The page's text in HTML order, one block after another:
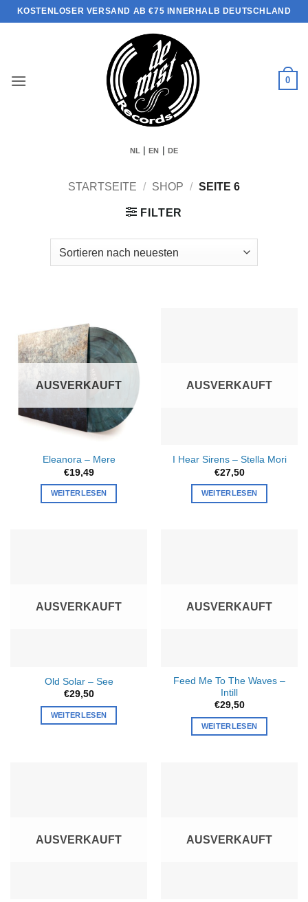
Zum
Inhalt
KOSTENLOSER VERSAND AB €75 INNERHALB DEUTSCHLAND
0
NL |EN DE
STARTSEITE / SHOP / SEITE 6
FILTER
AUSVERKAUFT
Eleanora – Mere
€19,49
WEITERLESEN
AUSVERKAUFT
I Hear Sirens – Stella Mori
€27,50
WEITERLESEN
AUSVERKAUFT
Old Solar – See
€29,50
WEITERLESEN
AUSVERKAUFT
Feed Me To The Waves –
Intill
€29,50
WEITERLESEN
AUSVERKAUFT AUSVERKAUFT